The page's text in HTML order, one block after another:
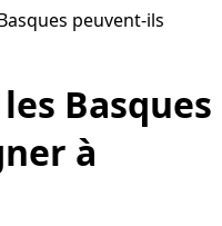
peuvent-ils
Basques
à